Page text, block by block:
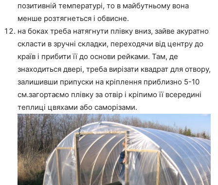
позитивній температурі, то в майбутньому вона
менше розтягнеться і обвисне.
на боках треба натягнути плівку вниз, зайве акуратно
скласти в зручні складки, переходячи від центру до
країв і прибити її до основи рейками. Там, де
знаходиться двері, треба вирізати квадрат для отвору,
залишивши припуски на кріплення приблизно 5-10
см.загортаємо плівку за отвір і кріпимо її всередині
теплиці цвяхами або саморізами.